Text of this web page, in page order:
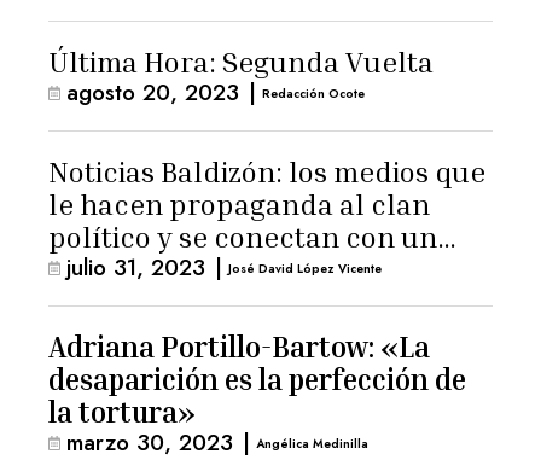
Última Hora: Segunda Vuelta
agosto 20, 2023 | Redacción Ocote
Noticias Baldizón: los medios que
le hacen propaganda al clan
político y se conectan con un
hombre de confianza de
Giammattei
julio 31, 2023 | José David López Vicente
Adriana Portillo-Bartow: «La
desaparición es la perfección de
la tortura»
marzo 30, 2023 | Angélica Medinilla